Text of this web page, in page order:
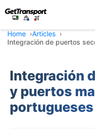
Home
Articles
Integración de puertos
Integración
y puertos
portugueses